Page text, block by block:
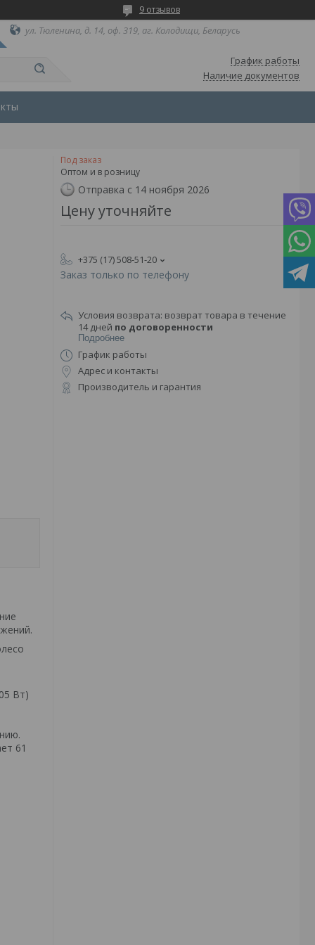
9 отзывов
ул. Тюленина, д. 14, оф. 319, аг. Колодищи, Беларусь
График работы
Наличие документов
Вт)
61
Под заказ
Оптом и в розницу
Отправка с 14 ноября 2026
Цену уточняйте
+375 (17) 508-51-20
Заказ только по телефону
возврат товара в течение
14 дней по договоренности
Подробнее
График работы
Адрес и контакты
Производитель и гарантия